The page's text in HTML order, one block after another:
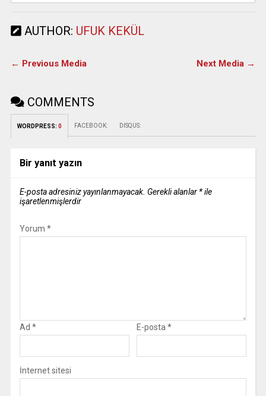
AUTHOR: UFUK KEKÜL
← Previous Media Next Media →
COMMENTS
WORDPRESS: 0 FACEBOOK: DISQUS:
Bir yanıt yazın
E-posta adresiniz yayınlanmayacak. Gerekli alanlar *ile
işaretlenmişlerdir
Yorum *
Ad * E-posta*
İnternet sitesi